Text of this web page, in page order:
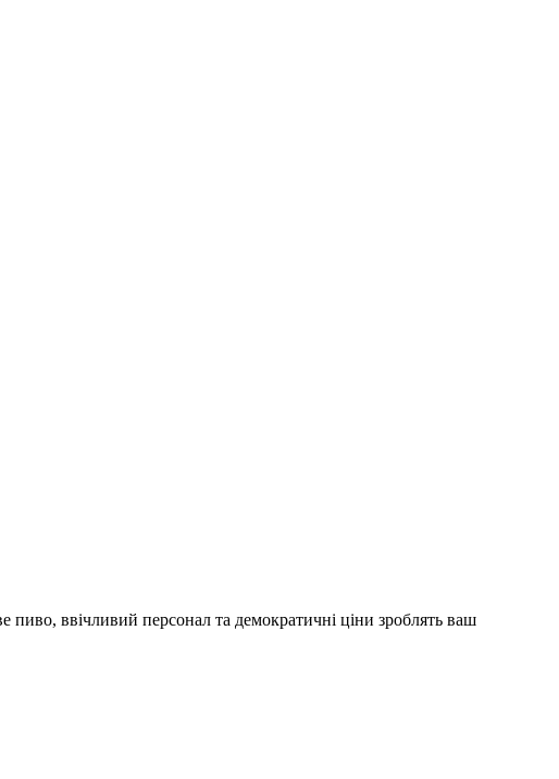
ввічливий персонал та демократичні ціни зроблять ваш